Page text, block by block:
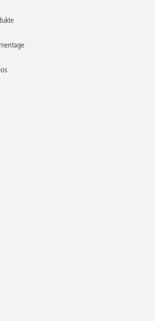
wird folglich verhindert. Polycarbonat
Kunststoff, der sich nicht für den
eignet. Eine reine
dagegen wäre in Sekunden zu durchdringen
Einbruchschutz bieten.
von Sälzer sei es nun gelungen, diese
Die Tür sei bei renommierten Prüfinstituten
(Brandprüfung 45 Minuten, Klasse bis
(bis FB4-NS), in der Rauchschutzkammer
für Einbruchhemmung (bis RC4) hielt sie
gemäß Europäischer
stand. Für den Einsatz in häufig frequentierten
robuste Stahlrohrrahmentür durch den
mit 200 000 Zyklen qualifiziert.
die sonst nur mit einer aufwendigen
bestehend aus zwei Türen,
und bietet daher erhebliche Kostenvorteile. Die
vielfältig eingesetzt werden, wie
Museen, Banken oder in
ist möglich, da die Tür mit
Schlössern geprüft wurde.
security.com/de/